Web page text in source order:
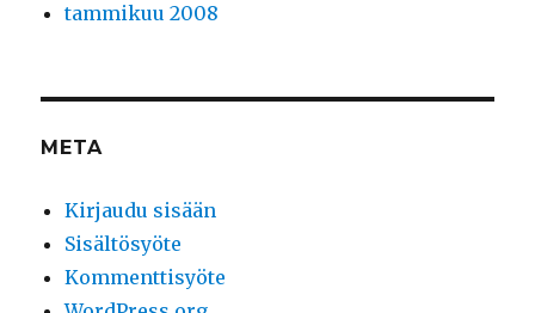
tammikuu 2008
META
Kirjaudu sisään
Sisältösyöte
Kommenttisyöte